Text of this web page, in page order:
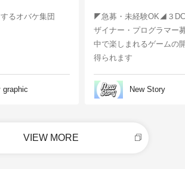
るオバケ集団
graphic
◤急募・未経験OK◢３
ザイナー・プログラマー
中で楽しまれるゲームの
得られます
New Story
VIEW MORE